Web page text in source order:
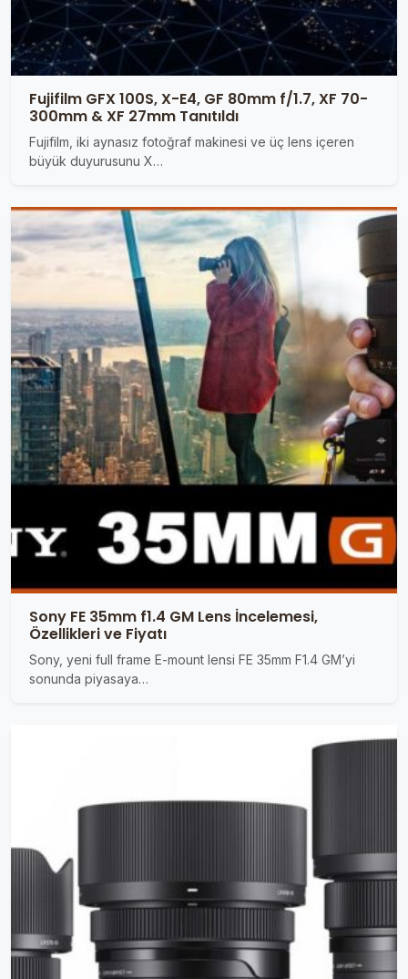
Fujifilm GFX 100S, X-E4, GF 80mm f/1.7, XF 70-
300mm & XF 27mm Tanıtıldı
Fujifilm, iki aynasız fotoğraf makinesi ve üç lens içeren
büyük duyurusunu X…
Sony FE 35mm f1.4 GM Lens İncelemesi,
Özellikleri ve Fiyatı
Sony, yeni full frame E-mount lensi FE 35mm F1.4 GM’yi
sonunda piyasaya…